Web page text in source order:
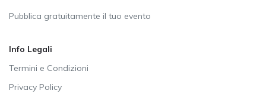
Pubblica gratuitamente il tuo evento
Info Legali
Termini e Condizioni
Privacy Policy